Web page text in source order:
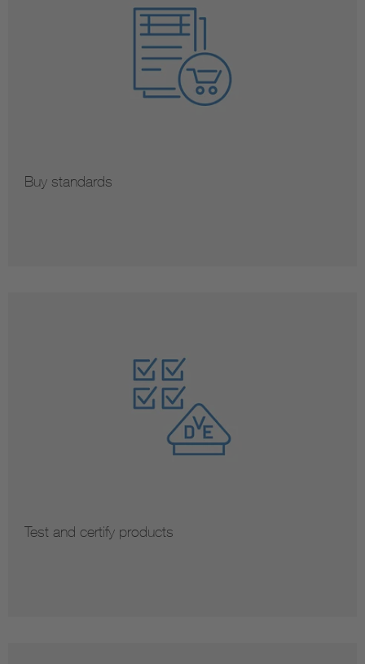
Buy standards
Test and certify products